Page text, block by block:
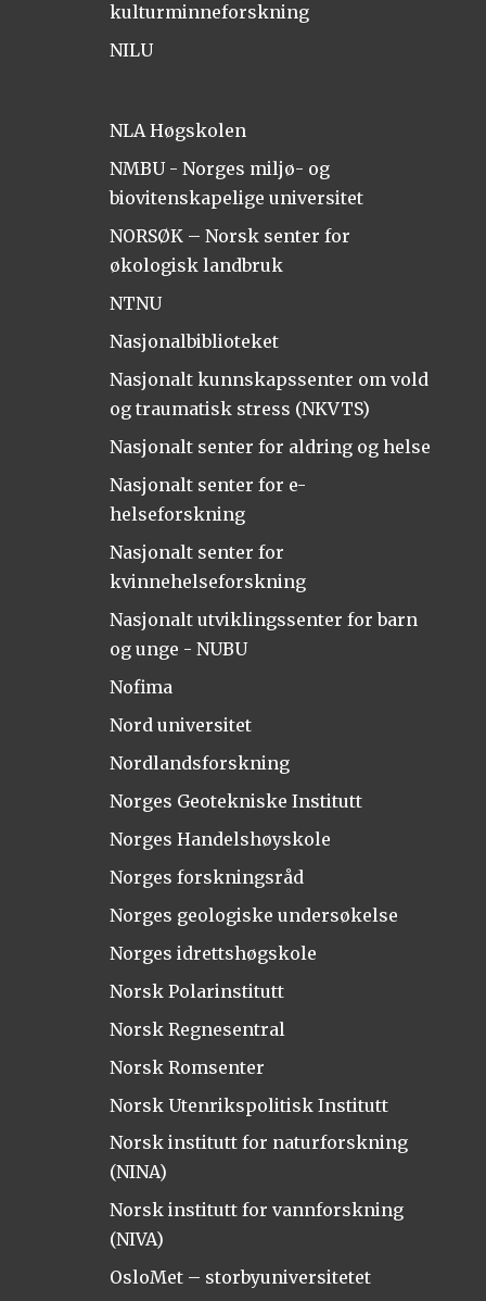
kulturminneforskning
NILU
NLA Høgskolen
NMBU - Norges miljø- og
biovitenskapelige universitet
NORSØK – Norsk senter for
økologisk landbruk
NTNU
Nasjonalbiblioteket
Nasjonalt kunnskapssenter om vold
og traumatisk stress (NKVTS)
Nasjonalt senter for aldring og helse
Nasjonalt senter for e-
helseforskning
Nasjonalt senter for
kvinnehelseforskning
Nasjonalt utviklingssenter for barn
og unge - NUBU
Nofima
Nord universitet
Nordlandsforskning
Norges Geotekniske Institutt
Norges Handelshøyskole
Norges forskningsråd
Norges geologiske undersøkelse
Norges idrettshøgskole
Norsk Polarinstitutt
Norsk Regnesentral
Norsk Romsenter
Norsk Utenrikspolitisk Institutt
Norsk institutt for naturforskning
(NINA)
Norsk institutt for vannforskning
(NIVA)
OsloMet – storbyuniversitetet